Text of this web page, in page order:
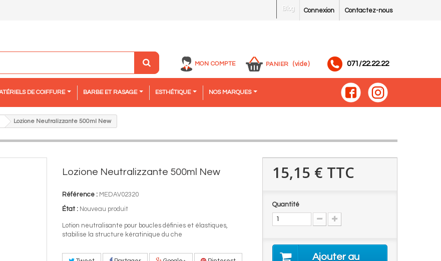
Contactez-nous
Connexion
Blog
MON COMPTE PANIER (vide) 071/22.22.22
DE COIFFURE BARBE ET RASAGE ESTHÉTIQUE NOS MARQUES
Lozione Neutralizzante 500ml New
Lozione Neutralizzante 500ml New
Référence : MEDAV02320
État : Nouveau produit
Lotion neutralisante pour boucles définies et élastiques,
stabilise la structure kératinique du che
15,15 € TTC
Quantité
Ajouter au